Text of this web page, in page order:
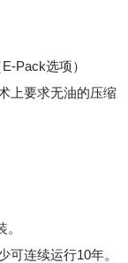
Pack选项）
上要求无油的压缩
连续运行10年。